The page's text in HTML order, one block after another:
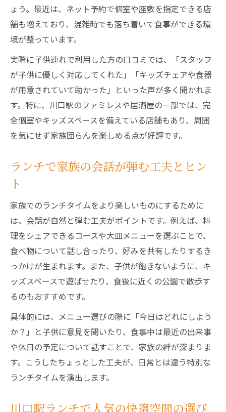
子連れファミリーに嬉しいランチポイント
赤ちゃん連れでも安心して利用できるランチの
選び方
赤ちゃん連れのランチで気をつけたいこと
ベビーカー対応やおむつ替え施設の充実度
赤ちゃんが快適なランチ空間を選ぶコツ
川口駅周辺で赤ちゃん連れランチの実践法
家族全員が安心できるランチスポットとは
川口駅周辺でキッズスペース付きランチを探す
キッズスペース付きランチで家族も安心
川口駅で人気のキッズ向けランチを紹介
親子でリラックスできるランチの選び方
遊び場付きランチで家族の満足度アップ
ょう。最近は、ネット予約で個室や座敷を指定できる店
舗も増えており、混雑時でも落ち着いて食事ができる環
境が整っています。
実際に子供連れで利用した方の口コミでは、「スタッフ
が子供に優しく対応してくれた」「キッズチェアや食器
が用意されていて助かった」といった声が多く聞かれま
す。特に、川口駅のファミレスや居酒屋の一部では、完
全個室やキッズスペースを備えている店舗もあり、周囲
を気にせず家族団らんを楽しめる点が好評です。
ランチで家族の会話が弾む工夫とヒン
ト
家族でのランチタイムをより楽しいものにするために
は、会話が自然と弾む工夫がポイントです。例えば、料
理をシェアできるコースや大皿メニューを選ぶことで、
食べ物について話し合ったり、好みを共有したりするき
っかけが生まれます。また、子供が飽きないように、キ
ッズスペースで遊ばせたり、食後に近くの公園で散歩す
るのもおすすめです。
具体的には、メニュー選びの際に「今日はどれにしよう
か？」と子供に意見を聞いたり、食事中は最近の出来事
や休日の予定について話すことで、家族の絆が深まりま
す。こうしたちょっとした工夫が、日常とは違う特別な
ランチタイムを演出します。
川口駅ランチで人気の快適空間の選び